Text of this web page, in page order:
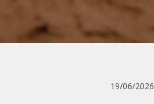
19/06/2026